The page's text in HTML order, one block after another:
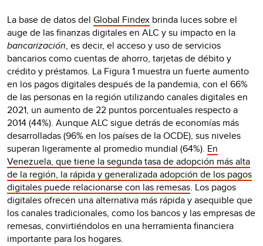
La base de datos del Global Findex brinda luces sobre el
auge de las finanzas digitales en ALC y su impacto en la
bancarización, es decir, el acceso y uso de servicios
bancarios como cuentas de ahorro, tarjetas de débito y
crédito y préstamos. La Figura 1 muestra un fuerte aumento
en los pagos digitales después de la pandemia, con el 66%
de las personas en la región utilizando canales digitales en
2021, un aumento de 22 puntos porcentuales respecto a
2014 (44%). Aunque ALC sigue detrás de economías más
desarrolladas (96% en los países de la OCDE), sus niveles
superan ligeramente al promedio mundial (64%). En
Venezuela, que tiene la segunda tasa de adopción más alta
de la región, la rápida y generalizada adopción de los pagos
digitales puede relacionarse con las remesas. Los pagos
digitales ofrecen una alternativa más rápida y asequible que
los canales tradicionales, como los bancos y las empresas de
remesas, convirtiéndolos en una herramienta financiera
importante para los hogares.